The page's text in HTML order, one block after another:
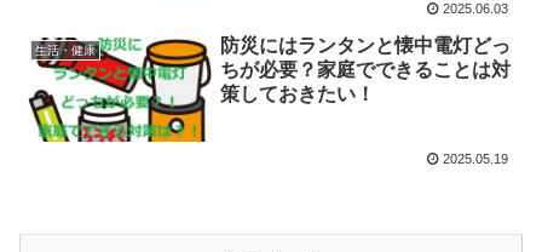
2025.06.03
生活・健康
防災にはランタンと懐中電灯どっ
ちが必要？家庭でできることは対
策しておきたい！
2025.05.19